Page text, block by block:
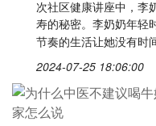
次社区健康讲座中，李
寿的秘密。李奶奶年轻
节奏的生活让她没有时
2024-07-25 18:06:00